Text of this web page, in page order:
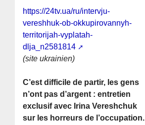
https://24tv.ua/ru/intervju-
vereshhuk-ob-okkupirovannyh-
territorijah-vyplatah-
dlja_n2581814
(site ukrainien)
C’est difficile de partir, les gens
n’ont pas d’argent : entretien
exclusif avec Irina Vereshchuk
sur les horreurs de l’occupation.